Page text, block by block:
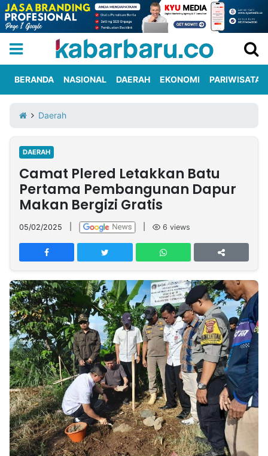
Iklan
Berita
Kami
Nasional
International
Olahraga
Entertainment
Daerah
Pariwisata
Kuliner
Kolom
Network
PT
TREETAN
INDONESIA
Partner
Insight
NTB
Suara
Time
Lens
IDN
Daily
Jogja
Jalan
Rakyat
Idealita
News
Kita
Notice
Dinamikapost.com
Radar
Baru
Seedbacklink
Follow
Kabarbaru
BERANDA NASIONAL DAERAH EKONOMI PARIWISATA
Daerah
DAERAH
Camat Plered Letakkan Batu
Pertama Pembangunan Dapur
Makan Bergizi Gratis
05/02/2025 6 views